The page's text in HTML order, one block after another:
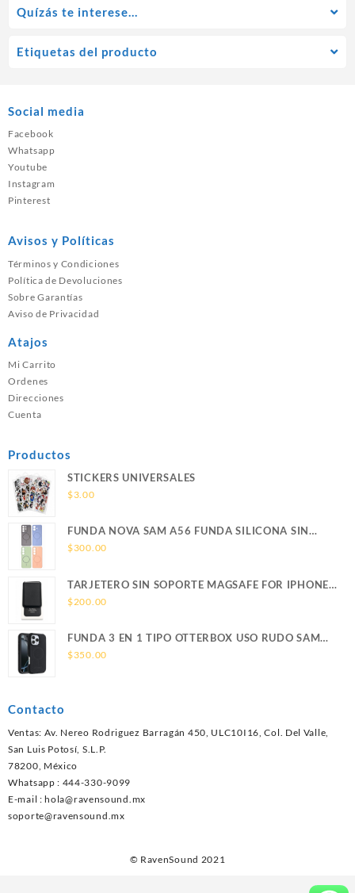
Quízás te interese…
Etiquetas del producto
Social media
Facebook
Whatsapp
Youtube
Instagram
Pinterest
Avisos y Políticas
Términos y Condiciones
Política de Devoluciones
Sobre Garantías
Aviso de Privacidad
Atajos
Mi Carrito
Ordenes
Direcciones
Cuenta
Productos
STICKERS UNIVERSALES
$3.00
FUNDA NOVA SAM A56 FUNDA SILICONA SIN
SOPORTE MAGNETICO SAMSUNG
$300.00
TARJETERO SIN SOPORTE MAGSAFE FOR IPHONE
LEATHER WALLET MAGSAFE
$200.00
FUNDA 3 EN 1 TIPO OTTERBOX USO RUDO SAM
S26 ULTRA SAMSUNG S26 ULTRA
$350.00
Contacto
Ventas: Av. Nereo Rodriguez Barragán 450, ULC10I16, Col. Del Valle,
San Luis Potosí, S.L.P.
78200, México
Whatsapp : 444-330-9099
E-mail :hola@ravensound.mx
soporte@ravensound.mx
© RavenSound 2021